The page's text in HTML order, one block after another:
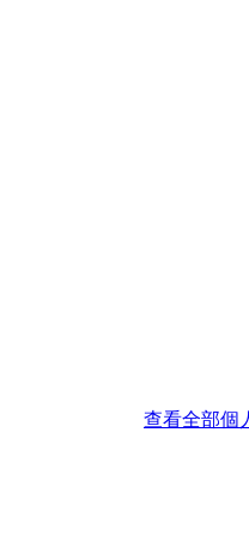
查看全部個